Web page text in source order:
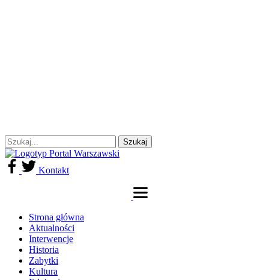
Kontakt
Strona główna
Aktualności
Interwencje
Historia
Zabytki
Kultura